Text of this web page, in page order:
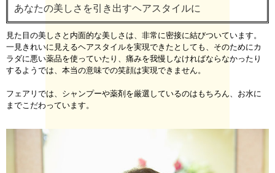
あなたの美しさを引き出すヘアスタイルに
見た目の美しさと内面的な美しさは、非常に密接に結びついています。
一見きれいに見えるヘアスタイルを実現できたとしても、そのためにカ
ラダに悪い薬品を使っていたり、痛みを我慢しなければならなかったり
するようでは、本当の意味での笑顔は実現できません。
フェアリでは、シャンプーや薬剤を厳選しているのはもちろん、お水に
までこだわっています。